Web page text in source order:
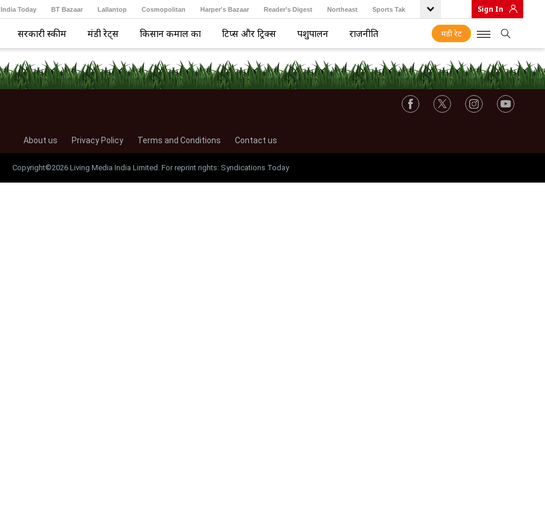
India Today BT Bazaar Lallantop Cosmopolitan Harper's Bazaar Reader’s Digest Northeast Sports Tak Sign In
सरकारी स्कीम मंडी रेट्स किसान कमाल का टिप्स और ट्रिक्स पशुपालन राजनीति मंडी रेट
About us Privacy Policy Terms and Conditions Contact us
Copyright©2026 Living Media India Limited. For reprint rights: Syndications Today